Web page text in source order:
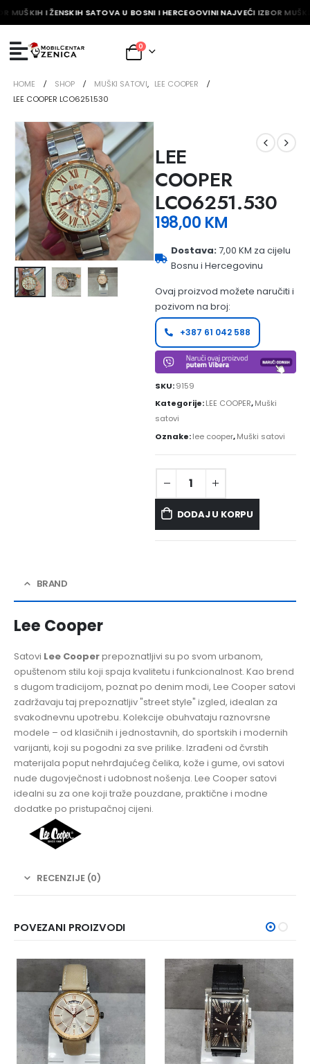
MUŠKIH I ŽENSKIH SATOVA U BOSNI I HERCEGOVINI NAJVEĆI IZBOR
0
HOME SHOP MUŠKI SATOVI, LEE COOPER
LEE COOPER LCO6251.530
LEE
COOPER
LCO6251.530
198,00 KM
Dostava:7,00 KM za cijelu
Bosnu i Hercegovinu
Ovaj proizvod možete naručiti i
pozivom na broj:
+387 61 042 588
SKU:9159
Kategorije:LEE COOPER,Muški
satovi
Oznake:lee cooper,Muški satovi
DODAJ U KORPU
BRAND
Lee Cooper
Satovi Lee Cooperprepoznatljivi su po svom urbanom,
opuštenom stilu koji spaja kvalitetu i funkcionalnost. Kao brend
s dugom tradicijom, poznat po denim modi, Lee Cooper satovi
zadržavaju taj prepoznatljiv "street style" izgled, idealan za
svakodnevnu upotrebu. Kolekcije obuhvataju raznovrsne
modele – od klasičnih i jednostavnih, do sportskih i modernih
varijanti, koji su pogodni za sve prilike. Izrađeni od čvrstih
materijala poput nehrđajućeg čelika, kože i gume, ovi satovi
nude dugovječnost i udobnost nošenja. Lee Cooper satovi
idealni su za one koji traže pouzdane, praktične i modne
dodatke po pristupačnoj cijeni.
RECENZIJE (0)
POVEZANI PROIZVODI